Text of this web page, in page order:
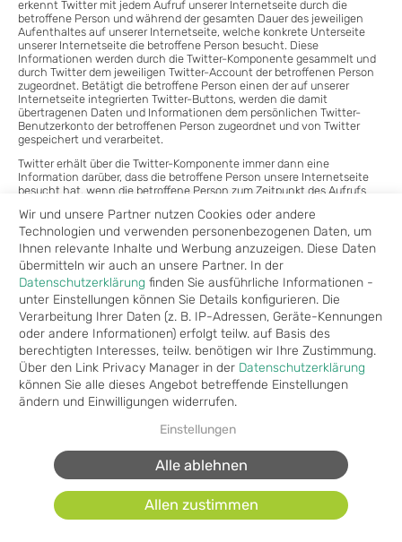
erkennt Twitter mit jedem Aufruf unserer Internetseite durch die
betroffene Person und während der gesamten Dauer des jeweiligen
Aufenthaltes auf unserer Internetseite, welche konkrete Unterseite
unserer Internetseite die betroffene Person besucht. Diese
Informationen werden durch die Twitter-Komponente gesammelt und
durch Twitter dem jeweiligen Twitter-Account der betroffenen Person
zugeordnet. Betätigt die betroffene Person einen der auf unserer
Internetseite integrierten Twitter-Buttons, werden die damit
übertragenen Daten und Informationen dem persönlichen Twitter-
Benutzerkonto der betroffenen Person zugeordnet und von Twitter
gespeichert und verarbeitet.
Twitter erhält über die Twitter-Komponente immer dann eine
Information darüber, dass die betroffene Person unsere Internetseite
besucht hat, wenn die betroffene Person zum Zeitpunkt des Aufrufs
unabhängig davon statt, ob die betroffene Person die Twitter-
Komponente anklickt oder nicht. Ist eine derartige Übermittlung dieser
Informationen an Twitter von der betroffenen Person nicht gewollt,
kann diese die Übermittlung dadurch verhindern, dass sie sich vor
einem Aufruf unserer Internetseite aus ihrem Twitter-Account
ausloggt.
Die geltenden Datenschutzbestimmungen von Twitter sind unter
https://twitter.com/privacy?lang=de abrufbar.
13. Rechtsgrundlage der Verarbeitung
Art. 6 I lit. a DS-GVO dient unserem Unternehmen als Rechtsgrundlage
für Verarbeitungsvorgänge, bei denen wir eine Einwilligung für einen
bestimmten Verarbeitungszweck einholen. Ist die Verarbeitung
personenbezogener Daten zur Erfüllung eines Vertrags, dessen
Vertragspartei die betroffene Person ist, erforderlich, wie dies
beispielsweise bei Verarbeitungsvorgängen der Fall ist, die für eine
Lieferung von Waren oder die Erbringung einer sonstigen Leistung oder
Gegenleistung notwendig sind, so beruht die Verarbeitung auf Art. 6 I
lit. b DS-GVO. Gleiches gilt für solche Verarbeitungsvorgänge die zur
Durchführung vorvertraglicher Maßnahmen erforderlich sind, etwa in
Fällen von Anfragen zur unseren Produkten oder Leistungen.
Unterliegt unser Unternehmen einer rechtlichen Verpflichtung durch
welche eine Verarbeitung von personenbezogenen Daten erforderlich
Wir und unsere Partner nutzen Cookies oder andere
Technologien und verwenden personenbezogenen Daten, um
Ihnen relevante Inhalte und Werbung anzuzeigen. Diese Daten
übermitteln wir auch an unsere Partner. In der
Datenschutzerklärung finden Sie ausführliche Informationen -
unter Einstellungen können Sie Details konfigurieren. Die
Verarbeitung Ihrer Daten (z. B. IP-Adressen, Geräte-Kennungen
oder andere Informationen) erfolgt teilw. auf Basis des
berechtigten Interesses, teilw. benötigen wir Ihre Zustimmung.
Über den Link Privacy Manager in der Datenschutzerklärung
können Sie alle dieses Angebot betreffende Einstellungen
ändern und Einwilligungen widerrufen.
Einstellungen
Alle ablehnen
Allen zustimmen